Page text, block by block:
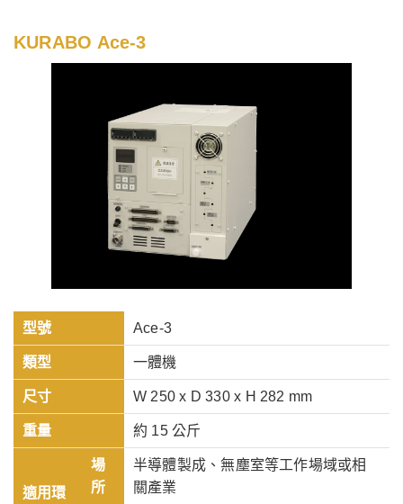
KURABO Ace-3
型號 Ace-3
類型 一體機
尺寸 W 250 x D 330 x H 282 mm
重量 約 15 公斤
適用環
場
所
半導體製成、無塵室等工作場域或相
關產業